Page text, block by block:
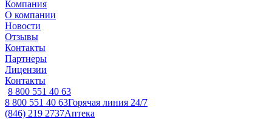
Компания
О компании
Новости
Отзывы
Контакты
Партнеры
Лицензии
Контакты
8 800 551 40 63
8 800 551 40 63Горячая линия 24/7
(846) 219 2737Аптека